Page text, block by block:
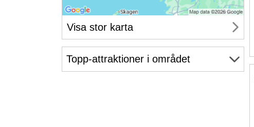
Visa stor karta
Topp-attraktioner i området